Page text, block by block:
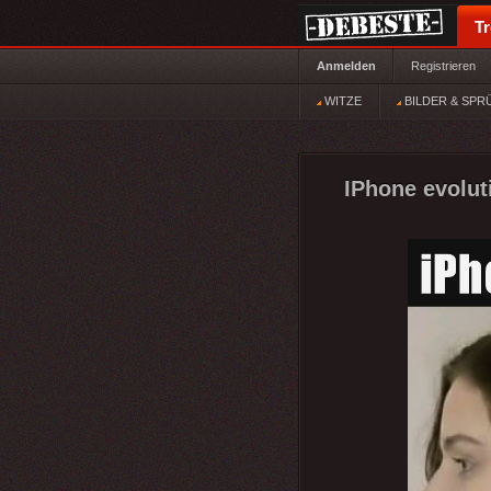
Anmelden Registrieren
WITZE BILDER &
IPhone